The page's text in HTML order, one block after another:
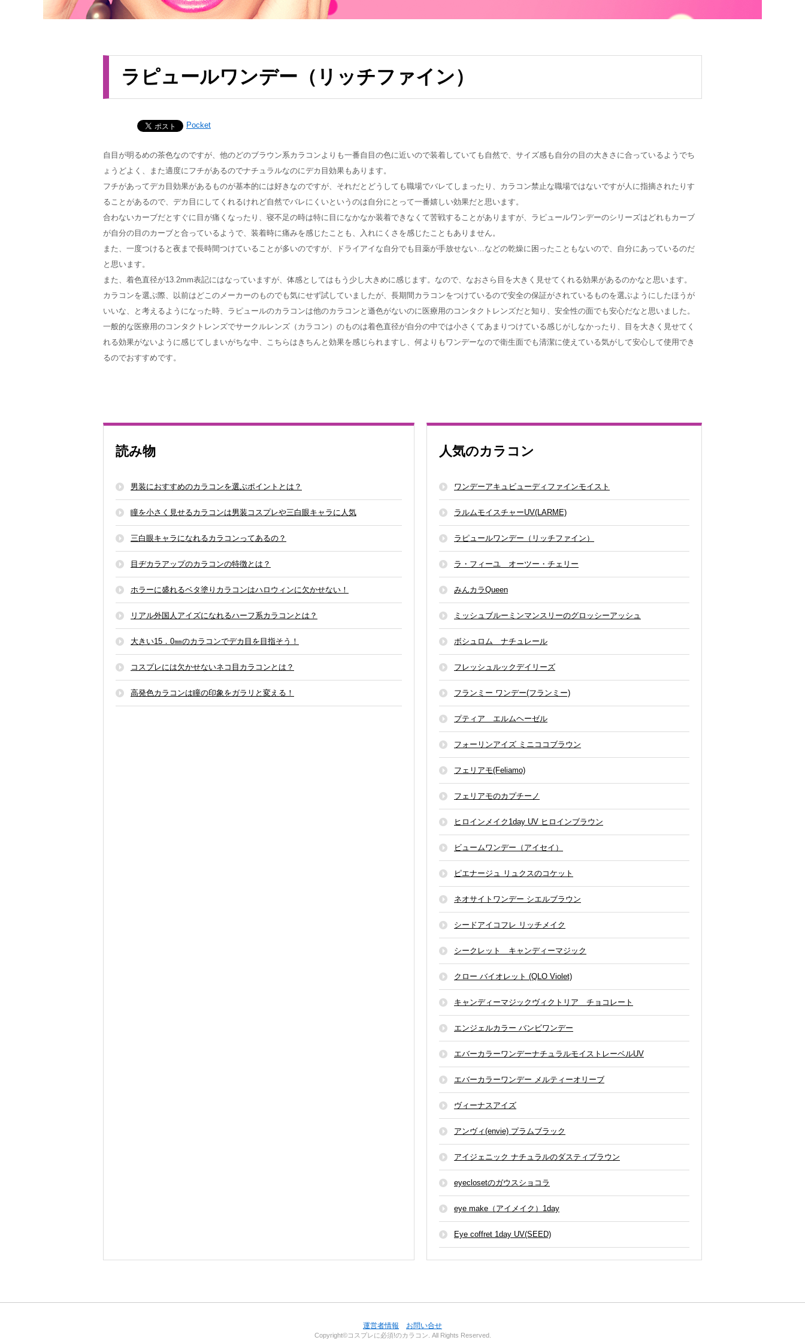
ラピュールワンデー（リッチファイン）
Pocket
自目が明るめの茶色なのですが、他のどのブラウン系カラコンよりも一番自目の色に近いので装着していても自然で、サイズ感も自分の目の大きさに合っているようでち
ょうどよく、また適度にフチがあるのでナチュラルなのにデカ目効果もあります。
フチがあってデカ目効果があるものが基本的には好きなのですが、それだとどうしても職場でバレてしまったり、カラコン禁止な職場ではないですが人に指摘されたりす
ることがあるので、デカ目にしてくれるけれど自然でバレにくいというのは自分にとって一番嬉しい効果だと思います。
合わないカーブだとすぐに目が痛くなったり、寝不足の時は特に目になかなか装着できなくて苦戦することがありますが、ラピュールワンデーのシリーズはどれもカーブ
が自分の目のカーブと合っているようで、装着時に痛みを感じたことも、入れにくさを感じたこともありません。
また、一度つけると夜まで長時間つけていることが多いのですが、ドライアイな自分でも目薬が手放せない…などの乾燥に困ったこともないので、自分にあっているのだ
と思います。
また、着色直径が13.2mm表記にはなっていますが、体感としてはもう少し大きめに感じます。なので、なおさら目を大きく見せてくれる効果があるのかなと思います。
カラコンを選ぶ際、以前はどこのメーカーのものでも気にせず試していましたが、長期間カラコンをつけているので安全の保証がされているものを選ぶようにしたほうが
いいな、と考えるようになった時、ラピュールのカラコンは他のカラコンと遜色がないのに医療用のコンタクトレンズだと知り、安全性の面でも安心だなと思いました。
一般的な医療用のコンタクトレンズでサークルレンズ（カラコン）のものは着色直径が自分の中では小さくてあまりつけている感じがしなかったり、目を大きく見せてく
れる効果がないように感じてしまいがちな中、こちらはきちんと効果を感じられますし、何よりもワンデーなので衛生面でも清潔に使えている気がして安心して使用でき
るのでおすすめです。
読み物
男装におすすめのカラコンを選ぶポイントとは？
瞳を小さく見せるカラコンは男装コスプレや三白眼キャラに人気
三白眼キャラになれるカラコンってあるの？
目ヂカラアップのカラコンの特徴とは？
ホラーに盛れるベタ塗りカラコンはハロウィンに欠かせない！
リアル外国人アイズになれるハーフ系カラコンとは？
大きい15．0㎜のカラコンでデカ目を目指そう！
コスプレには欠かせないネコ目カラコンとは？
高発色カラコンは瞳の印象をガラリと変える！
人気のカラコン
ワンデーアキュビューディファインモイスト
ラルムモイスチャーUV(LARME)
ラピュールワンデー（リッチファイン）
ラ・フィーユ オーツー・チェリー
みんカラQueen
ミッシュブルーミンマンスリーのグロッシーアッシュ
ボシュロム ナチュレール
フレッシュルックデイリーズ
フランミー ワンデー(フランミー)
プティア エルムヘーゼル
フォーリンアイズ ミニココブラウン
フェリアモ(Feliamo)
フェリアモのカプチーノ
ヒロインメイク1day UV ヒロインブラウン
ビュームワンデー（アイセイ）
ピエナージュ リュクスのコケット
ネオサイトワンデー シエルブラウン
シードアイコフレ リッチメイク
シークレット キャンディーマジック
クロー バイオレット (QLO Violet)
キャンディーマジックヴィクトリア チョコレート
エンジェルカラー バンビワンデー
エバーカラーワンデーナチュラルモイストレーベルUV
エバーカラーワンデー メルティーオリーブ
ヴィーナスアイズ
アンヴィ(envie) プラムブラック
アイジェニック ナチュラルのダスティブラウン
eyeclosetのガウスショコラ
eye make（アイメイク）1day
Eye coffret 1day UV(SEED)
運営者情報 お問い合せ
Copyright©コスプレに必須!のカラコン. All Rights Reserved.